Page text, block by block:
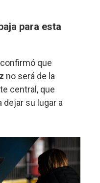
para esta
que
no será de la
central, que
dejar su lugar a